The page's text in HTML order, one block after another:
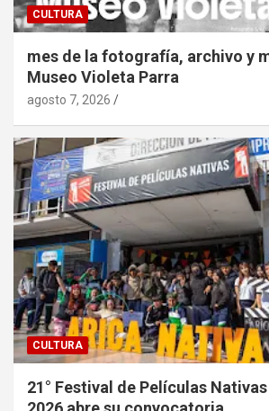
CULTURA
mes de la fotografía, archivo y
Museo Violeta Parra
agosto 7, 2026
CULTURA
21° Festival de Películas